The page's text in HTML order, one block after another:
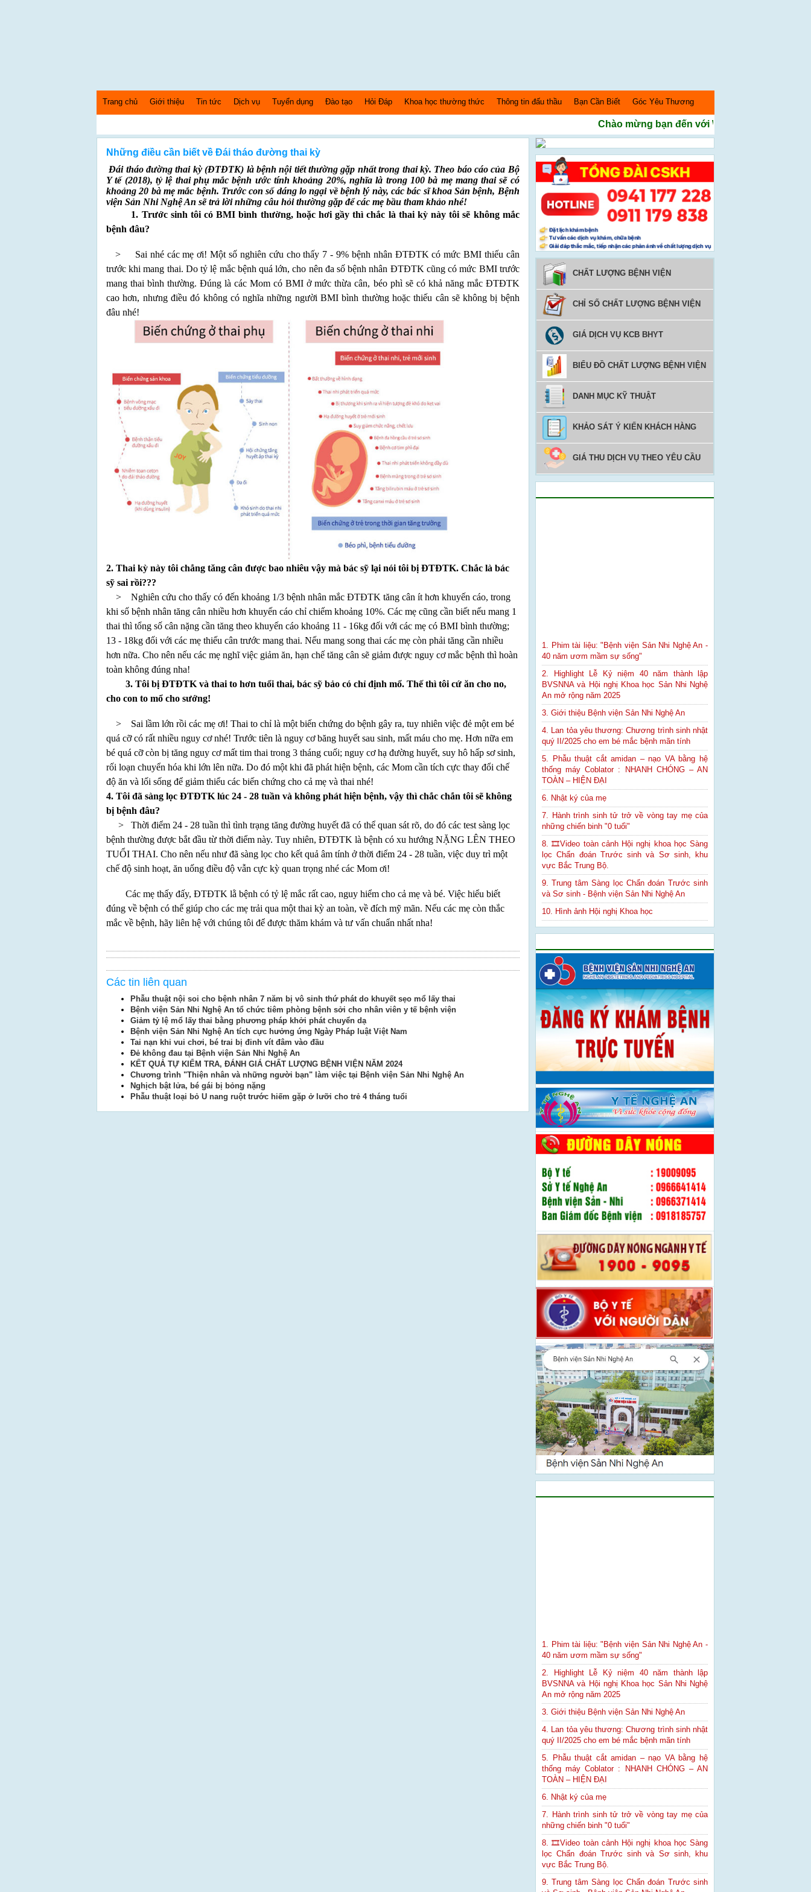
Trang chủ Giới thiệu Tin tức Dịch vụ Tuyển dụng Đào tạo Hỏi Đáp Khoa học thường thức Thông tin đấu thầu Bạn Cần Biết Góc Yêu Thương
Chào mừng bạn đến với Website Bệnh Viện Sản
Những điều cần biết về Đái tháo đường thai kỳ
Đái tháo đường thai kỳ (ĐTĐTK) là bệnh nội tiết thường gặp nhất trong thai kỳ. Theo báo cáo của Bộ
Y tế (2018), tỷ lệ thai phụ mắc bệnh ước tính khoảng 20%, nghĩa là trong 100 bà mẹ mang thai sẽ có
khoảng 20 bà mẹ mắc bệnh. Trước con số dáng lo ngại về bệnh lý này, các bác sĩ khoa Sản bệnh, Bệnh
viện Sản Nhi Nghệ An sẽ trả lời những câu hỏi thường gặp để các mẹ bầu tham khảo nhé!
1. Trước sinh tôi có BMI bình thường, hoặc hơi gầy thì chắc là thai kỳ này tôi sẽ không mắc
bệnh đâu?
> Sai nhé các mẹ ơi! Một số nghiên cứu cho thấy 7 - 9% bệnh nhân ĐTĐTK có mức BMI thiếu cân
trước khi mang thai. Do tỷ lệ mắc bệnh quá lớn, cho nên đa số bệnh nhân ĐTĐTK cũng có mức BMI trước
mang thai bình thường. Đúng là các Mom có BMI ở mức thừa cân, béo phì sẽ có khả năng mắc ĐTĐTK
cao hơn, nhưng điều đó không có nghĩa những người BMI bình thường hoặc thiếu cân sẽ không bị bệnh
đâu nhé!
2. Thai kỳ này tôi chẳng tăng cân được bao nhiêu vậy mà bác sỹ lại nói tôi bị ĐTĐTK. Chắc là bác
sỹ sai rồi???
> Nghiên cứu cho thấy có đến khoảng 1/3 bệnh nhân mắc ĐTĐTK tăng cân ít hơn khuyến cáo, trong
khi số bệnh nhân tăng cân nhiều hơn khuyến cáo chỉ chiếm khoảng 10%. Các mẹ cũng cần biết nếu mang 1
thai thì tổng số cân nặng cần tăng theo khuyến cáo khoảng 11 - 16kg đối với các mẹ có BMI bình thường;
13 - 18kg đối với các mẹ thiếu cân trước mang thai. Nếu mang song thai các mẹ còn phải tăng cần nhiều
hơn nữa. Cho nên nếu các mẹ nghĩ việc giảm ăn, hạn chế tăng cân sẽ giảm được nguy cơ mắc bệnh thì hoàn
toàn không đúng nha!
3. Tôi bị ĐTĐTK và thai to hơn tuổi thai, bác sỹ bảo có chỉ định mổ. Thế thì tôi cứ ăn cho no,
cho con to mổ cho sướng!
> Sai lầm lớn rồi các mẹ ơi! Thai to chỉ là một biến chứng do bệnh gây ra, tuy nhiên việc đẻ một em bé
quá cỡ có rất nhiều nguy cơ nhé! Trước tiên là nguy cơ băng huyết sau sinh, mất máu cho mẹ. Hơn nữa em
bé quá cỡ còn bị tăng nguy cơ mất tim thai trong 3 tháng cuối; nguy cơ hạ đường huyết, suy hô hấp sơ sinh,
rối loạn chuyển hóa khi lớn lên nữa. Do đó một khi đã phát hiện bệnh, các Mom cần tích cực thay đổi chế
độ ăn và lối sống để giảm thiểu các biến chứng cho cả mẹ và thai nhé!
4. Tôi đã sàng lọc ĐTĐTK lúc 24 - 28 tuần và không phát hiện bệnh, vậy thì chắc chắn tôi sẽ không
bị bệnh đâu?
> Thời điểm 24 - 28 tuần thì tình trạng tăng đường huyết đã có thể quan sát rõ, do đó các test sàng lọc
bệnh thường được bắt đầu từ thời điểm này. Tuy nhiên, ĐTĐTK là bệnh có xu hướng NẶNG LÊN THEO
TUỔI THAI. Cho nên nếu như đã sàng lọc cho kết quả âm tính ở thời điểm 24 - 28 tuần, việc duy trì một
chế độ sinh hoạt, ăn uống điều độ vẫn cực kỳ quan trọng nhé các Mom ơi!
Các mẹ thấy đấy, ĐTĐTK lằ bệnh có tỷ lệ mắc rất cao, nguy hiểm cho cả mẹ và bé. Việc hiểu biết
đúng về bệnh có thể giúp cho các mẹ trải qua một thai kỳ an toàn, về đích mỹ mãn. Nếu các mẹ còn thắc
mắc về bệnh, hãy liên hệ với chúng tôi để được thăm khám và tư vấn chuẩn nhất nha!
Các tin liên quan
Phẫu thuật nội soi cho bệnh nhân 7 năm bị vô sinh thứ phát do khuyết sẹo mổ lấy thai
Bệnh viện Sản Nhi Nghệ An tổ chức tiêm phòng bệnh sởi cho nhân viên y tế bệnh viện
Giảm tỷ lệ mổ lấy thai bằng phương pháp khởi phát chuyển dạ
Bệnh viện Sản Nhi Nghệ An tích cực hưởng ứng Ngày Pháp luật Việt Nam
Tai nạn khi vui chơi, bé trai bị đinh vít đâm vào đầu
Đẻ không đau tại Bệnh viện Sản Nhi Nghệ An
KẾT QUẢ TỰ KIỂM TRA, ĐÁNH GIÁ CHẤT LƯỢNG BỆNH VIỆN NĂM 2024
Chương trình "Thiện nhân và những người bạn" làm việc tại Bệnh viện Sản Nhi Nghệ An
Nghịch bật lửa, bé gái bị bỏng nặng
Phẫu thuật loại bỏ U nang ruột trước hiếm gặp ở lưỡi cho trẻ 4 tháng tuổi
CHẤT LƯỢNG BỆNH VIỆN
CHỈ SỐ CHẤT LƯỢNG BỆNH VIỆN
GIÁ DỊCH VỤ KCB BHYT
BIỂU ĐỒ CHẤT LƯỢNG BỆNH VIỆN
DANH MỤC KỸ THUẬT
KHẢO SÁT Ý KIẾN KHÁCH HÀNG
GIÁ THU DỊCH VỤ THEO YÊU CẦU
1. Phim tài liệu: "Bệnh viện Sản Nhi Nghệ An -
40 năm ươm mầm sự sống"
2. Highlight Lễ Kỷ niệm 40 năm thành lập
BVSNNA và Hội nghị Khoa học Sản Nhi Nghệ
An mở rộng năm 2025
3. Giới thiệu Bệnh viện Sản Nhi Nghệ An
4. Lan tỏa yêu thương: Chương trình sinh nhật
quý II/2025 cho em bé mắc bệnh mãn tính
5. Phẫu thuật cắt amidan – nạo VA bằng hệ
thống máy Coblator : NHANH CHÓNG – AN
TOÀN – HIỆN ĐẠI
6. Nhật ký của mẹ
7. Hành trình sinh tử trở về vòng tay mẹ của
những chiến binh "0 tuổi"
8. 🎞Video toàn cảnh Hội nghị khoa học Sàng
lọc Chẩn đoán Trước sinh và Sơ sinh, khu
vực Bắc Trung Bộ.
9. Trung tâm Sàng lọc Chẩn đoán Trước sinh
và Sơ sinh - Bệnh viện Sản Nhi Nghệ An
10. Hình ảnh Hội nghị Khoa học
1. Phim tài liệu: "Bệnh viện Sản Nhi Nghệ An -
40 năm ươm mầm sự sống"
2. Highlight Lễ Kỷ niệm 40 năm thành lập
BVSNNA và Hội nghị Khoa học Sản Nhi Nghệ
An mở rộng năm 2025
3. Giới thiệu Bệnh viện Sản Nhi Nghệ An
4. Lan tỏa yêu thương: Chương trình sinh nhật
quý II/2025 cho em bé mắc bệnh mãn tính
5. Phẫu thuật cắt amidan – nạo VA bằng hệ
thống máy Coblator : NHANH CHÓNG – AN
TOÀN – HIỆN ĐẠI
6. Nhật ký của mẹ
7. Hành trình sinh tử trở về vòng tay mẹ của
những chiến binh "0 tuổi"
8. 🎞Video toàn cảnh Hội nghị khoa học Sàng
lọc Chẩn đoán Trước sinh và Sơ sinh, khu
vực Bắc Trung Bộ.
9. Trung tâm Sàng lọc Chẩn đoán Trước sinh